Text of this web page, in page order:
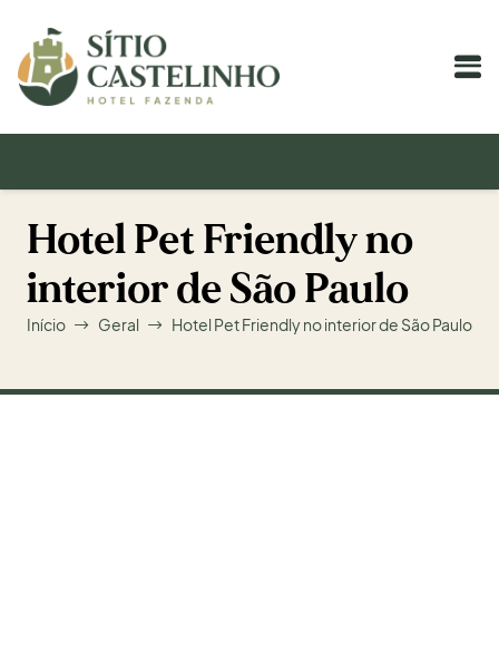
Hotel Pet Friendly no
interior de São Paulo
Início Geral Hotel Pet Friendly no interior de São Paulo